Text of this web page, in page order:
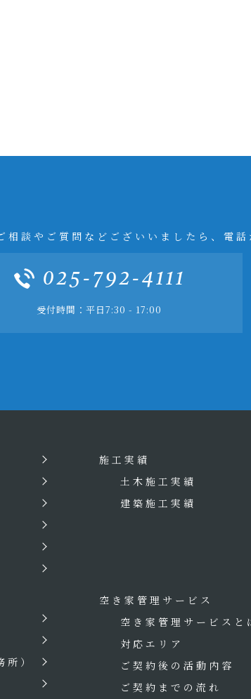
相談やご質問などございいましたら、電
025-792-4111
受付時間：平日7:30 - 17:00
所）
施工実績
土木施工実績
建築施工実績
空き家管理サービス
空き家管理サービスと
対応エリア
ご契約後の活動内容
ご契約までの流れ